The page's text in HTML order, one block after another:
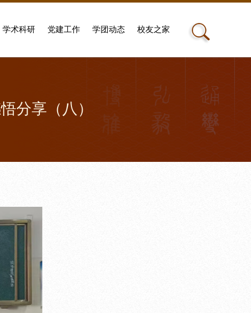
学术科研 党建工作 学团动态 校友之家
分享（八）